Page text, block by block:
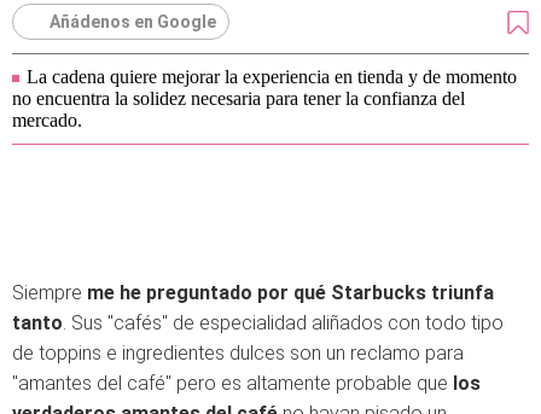
Añádenos en Google
La cadena quiere mejorar la experiencia en tienda y de momento
no encuentra la solidez necesaria para tener la confianza del
mercado.
Siempre me he preguntado por qué Starbucks triunfa
tanto. Sus "cafés" de especialidad aliñados con todo tipo
de toppins e ingredientes dulces son un reclamo para
"amantes del café" pero es altamente probable que los